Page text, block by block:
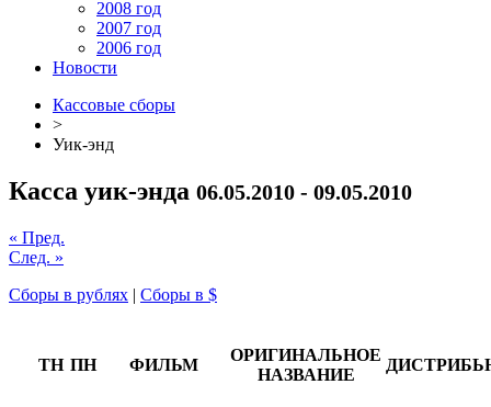
2008 год
2007 год
2006 год
Новости
Кассовые сборы
>
Уик-энд
Касса уик-энда 06.05.2010 - 09.05.2010
« Пред.
След. »
Сборы в рублях | Сборы в $
ТН ПН ФИЛЬМ
ОРИГИНАЛЬНОЕ
НАЗВАНИЕ